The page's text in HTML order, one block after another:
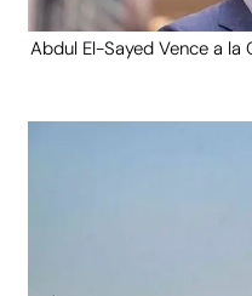
Abdul El-Sayed Vence a la